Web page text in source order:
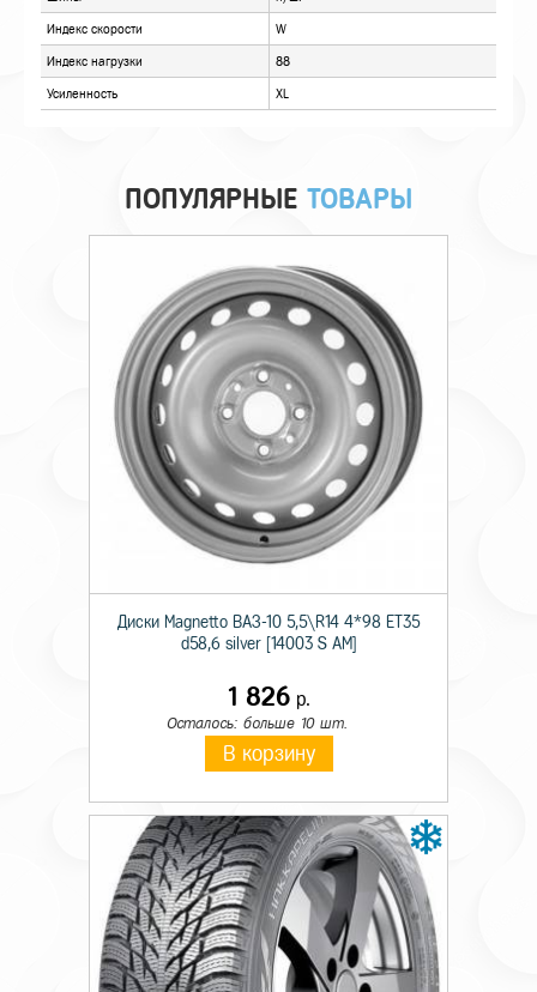
Технические характеристики
Происхождение Импортная
Сезон резины
Ширина 205
Индекс нагрузки 88
Усиленность XL
ПОПУЛЯРНЫЕ ТОВАРЫ
Диски Magnetto ВАЗ-10 5,5\R14 4*98 ET35
d58,6 silver [14003 S AM]
1 826р.
Осталось: больше 10 шт.
В корзину